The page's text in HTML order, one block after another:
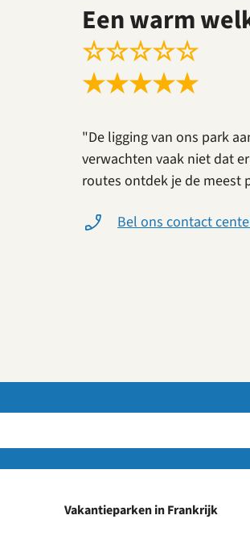
Een warm
☆☆☆☆☆
★★★★★
"De ligging van ons park
verwachten vaak niet dat
routes ontdek je de meest
Bel ons contact
Vakantieparken in Frankrijk